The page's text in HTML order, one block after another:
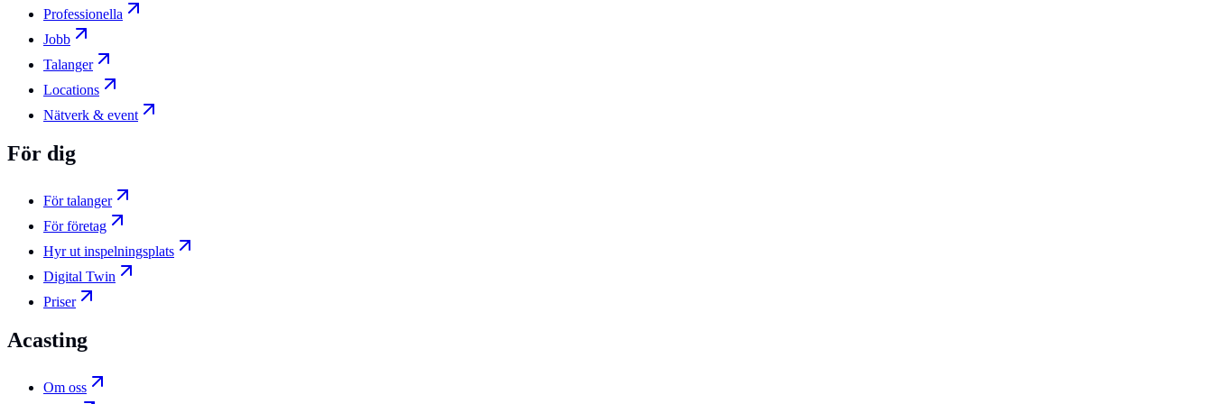
Professionella
Jobb
Talanger
Locations
Nätverk & event
För dig
För talanger
För företag
Hyr ut inspelningsplats
Digital Twin
Priser
Acasting
Om oss